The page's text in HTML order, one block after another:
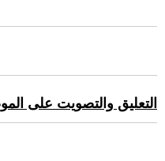
التعليق والتصويت على